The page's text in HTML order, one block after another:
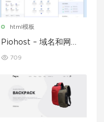
html模板
Piohost – 域名和网站
709